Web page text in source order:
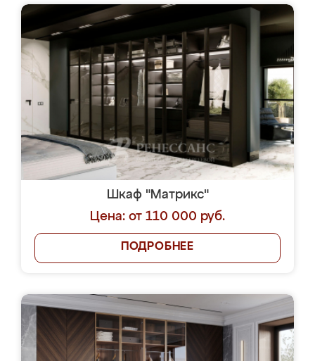
Шкаф "Матрикс"
Цена: от 110 000 руб.
ПОДРОБНЕЕ